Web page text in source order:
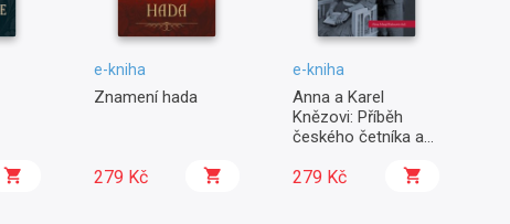
e-kniha
Znamení hada
279 Kč
e-kniha
Anna a Karel
Knězovi: Příběh
českého četníka a
279 Kč